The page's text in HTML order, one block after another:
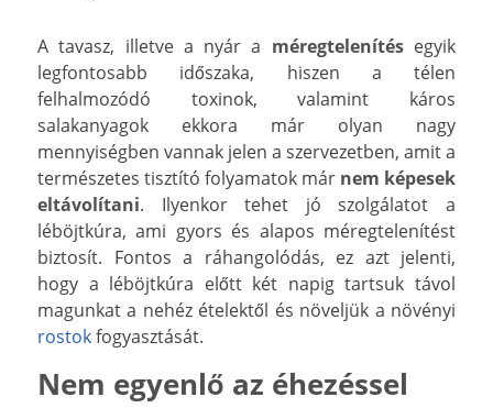
A tavasz, illetve a nyár a méregtelenítésegyik
legfontosabb időszaka, hiszen a télen
felhalmozódó toxinok, valamint káros
salakanyagok ekkora már olyan nagy
mennyiségben vannak jelen a szervezetben, amit a
természetes tisztító folyamatok már nem képesek
eltávolítani. Ilyenkor tehet jó szolgálatot a
léböjtkúra, ami gyors és alapos méregtelenítést
biztosít. Fontos a ráhangolódás, ez azt jelenti,
hogy a léböjtkúra előtt két napig tartsuk távol
magunkat a nehéz ételektől és növeljük a növényi
rostokfogyasztását.
Nem egyenlő az éhezéssel